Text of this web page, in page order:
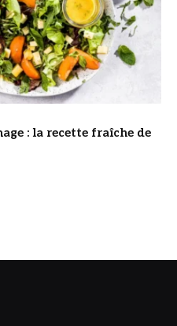
: la recette fraîche de